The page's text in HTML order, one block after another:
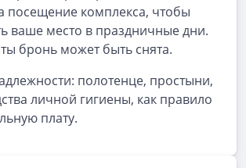
посещение комплекса, чтобы
ваше место в праздничные дни.
бронь может быть снята.
полотенце, простыни,
личной гигиены, как правило
плату.